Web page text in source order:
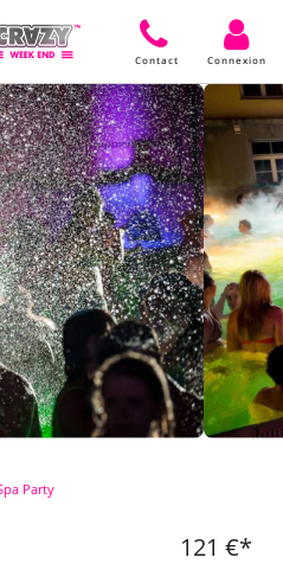
Contact Connexion
Party
121 €*